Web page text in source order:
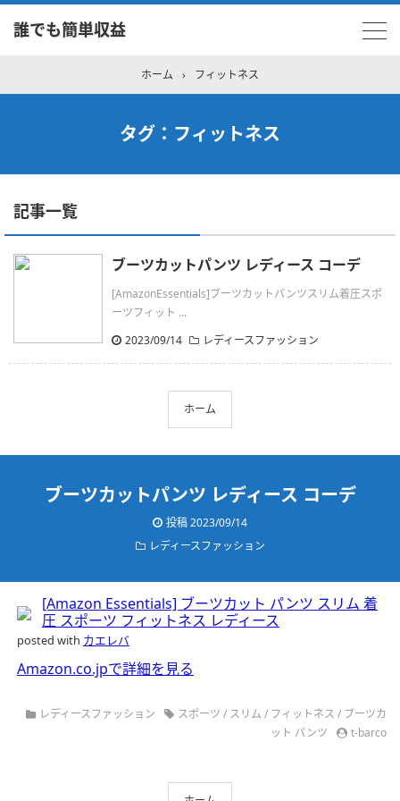
誰でも簡単収益
ホーム › フィットネス
タグ：フィットネス
記事一覧
ブーツカットパンツ レディース コーデ
[AmazonEssentials]ブーツカットパンツスリム着圧スポ
ーツフィット ...
2023/09/14
レディースファッション
ホーム
ブーツカットパンツ レディース コーデ
投稿 2023/09/14
レディースファッション
[Amazon Essentials] ブーツカット パンツ スリム 着
圧 スポーツ フィットネス レディース
posted with カエレバ
Amazon.co.jpで詳細を見る
レディースファッション スポーツ / スリム / フィットネス / ブーツカ
ット パンツ
t-barco